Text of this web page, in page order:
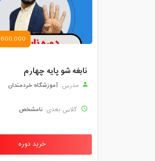
600,000 تومان
نابغه شو پایه چهارم
مدرس: آموزشگاه خردمندان
کلاس بعدی: نامشخص
خرید دوره